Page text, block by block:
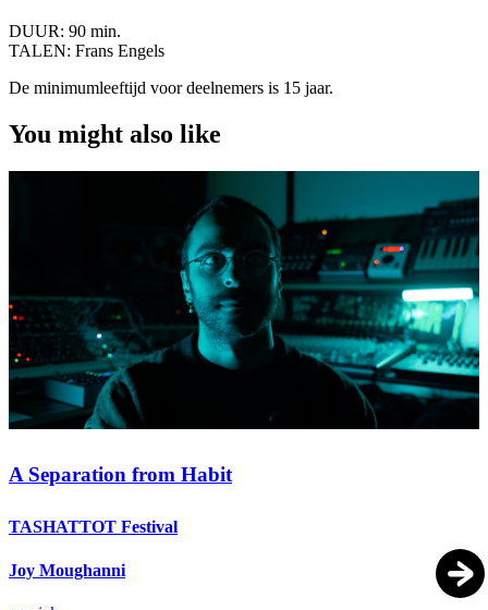
DUUR: 90 min.
TALEN: Frans Engels
De minimumleeftijd voor deelnemers is 15 jaar.
You might also like
A Separation from Habit
TASHATTOT Festival
Joy Moughanni